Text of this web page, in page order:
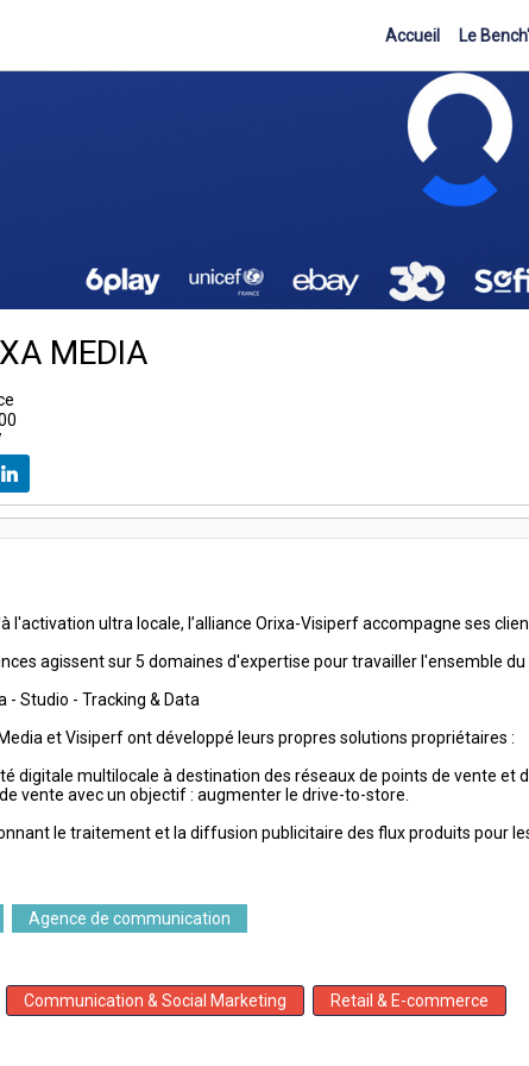
Accueil Le Bench'
MEDIA
l'activation ultra locale, l’alliance Orixa-Visiperf accompagne ses
agissent sur 5 domaines d'expertise pour travailler l'ensemble
- Studio - Tracking & Data
et Visiperf ont développé leurs propres solutions propriétaires :
digitale multilocale à destination des réseaux de points de vente
vente avec un objectif : augmenter le drive-to-store.
le traitement et la diffusion publicitaire des flux produits pour
Agence de communication
Communication & Social Marketing Retail & E-commerce